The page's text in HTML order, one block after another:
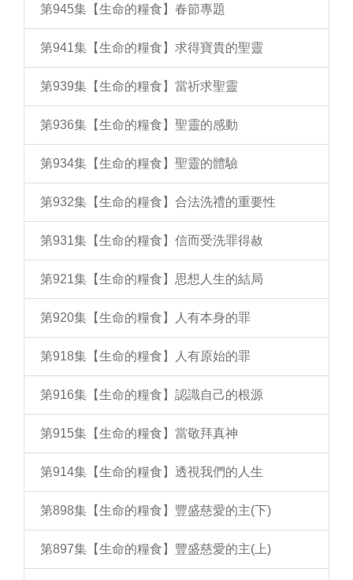
第945集【生命的糧食】春節專題
第941集【生命的糧食】求得寶貴的聖靈
第939集【生命的糧食】當祈求聖靈
第936集【生命的糧食】聖靈的感動
第934集【生命的糧食】聖靈的體驗
第932集【生命的糧食】合法洗禮的重要性
第931集【生命的糧食】信而受洗罪得赦
第921集【生命的糧食】思想人生的結局
第920集【生命的糧食】人有本身的罪
第918集【生命的糧食】人有原始的罪
第916集【生命的糧食】認識自己的根源
第915集【生命的糧食】當敬拜真神
第914集【生命的糧食】透視我們的人生
第898集【生命的糧食】豐盛慈愛的主(下)
第897集【生命的糧食】豐盛慈愛的主(上)